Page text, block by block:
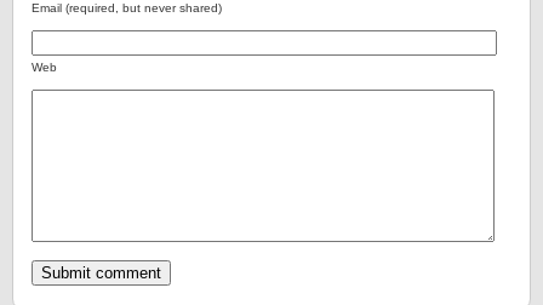
Email (required, but never shared)
Web